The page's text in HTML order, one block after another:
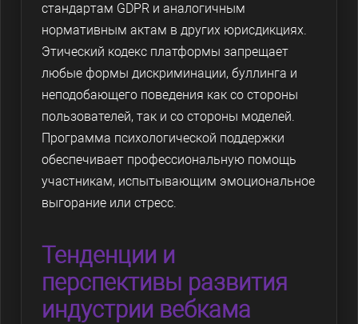
стандартам GDPR и аналогичным
нормативным актам в других юрисдикциях.
Этический кодекс платформы запрещает
любые формы дискриминации, буллинга и
неподобающего поведения как со стороны
пользователей, так и со стороны моделей.
Программа психологической поддержки
обеспечивает профессиональную помощь
участникам, испытывающим эмоциональное
выгорание или стресс.
Тенденции и
перспективы развития
индустрии вебкама